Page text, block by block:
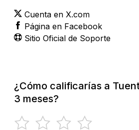
Cuenta en X.com
Página en Facebook
Sitio Oficial de Soporte
¿Cómo calificarías a
3 meses?